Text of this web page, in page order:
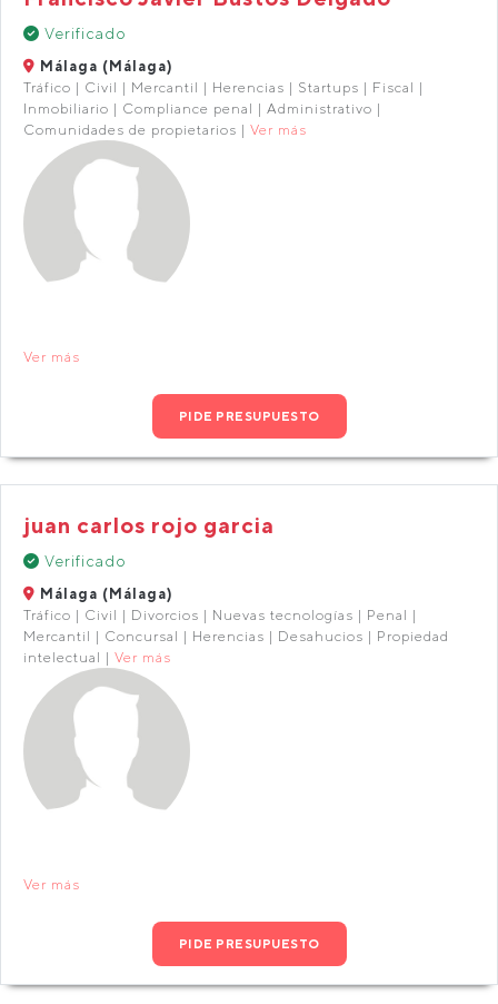
Verificado
Málaga (Málaga)
Tráfico | Civil | Mercantil | Herencias | Startups | Fiscal |
Inmobiliario | Compliance penal | Administrativo |
Comunidades de propietarios | Ver más
Ver más
PIDE PRESUPUESTO
juan carlos rojo garcia
Verificado
Málaga (Málaga)
Tráfico | Civil | Divorcios | Nuevas tecnologías | Penal |
Mercantil | Concursal | Herencias | Desahucios | Propiedad
intelectual | Ver más
Ver más
PIDE PRESUPUESTO